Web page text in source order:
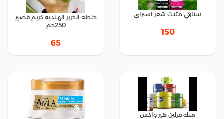
ستاركي مثبت شعر اسبراي
150
خلطه الحرير الهنديه كريم قصير
250جم
65
منك فزلين هير واكس